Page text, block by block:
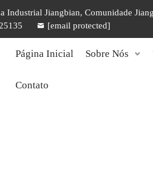
Industrial Jiangbian, Comunidade
[email protected]
Página Inicial Sobre Nós
Contato